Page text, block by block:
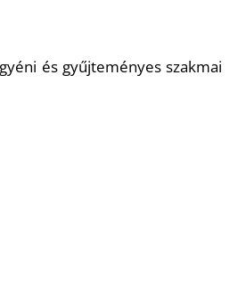
és gyűjteményes szakmai